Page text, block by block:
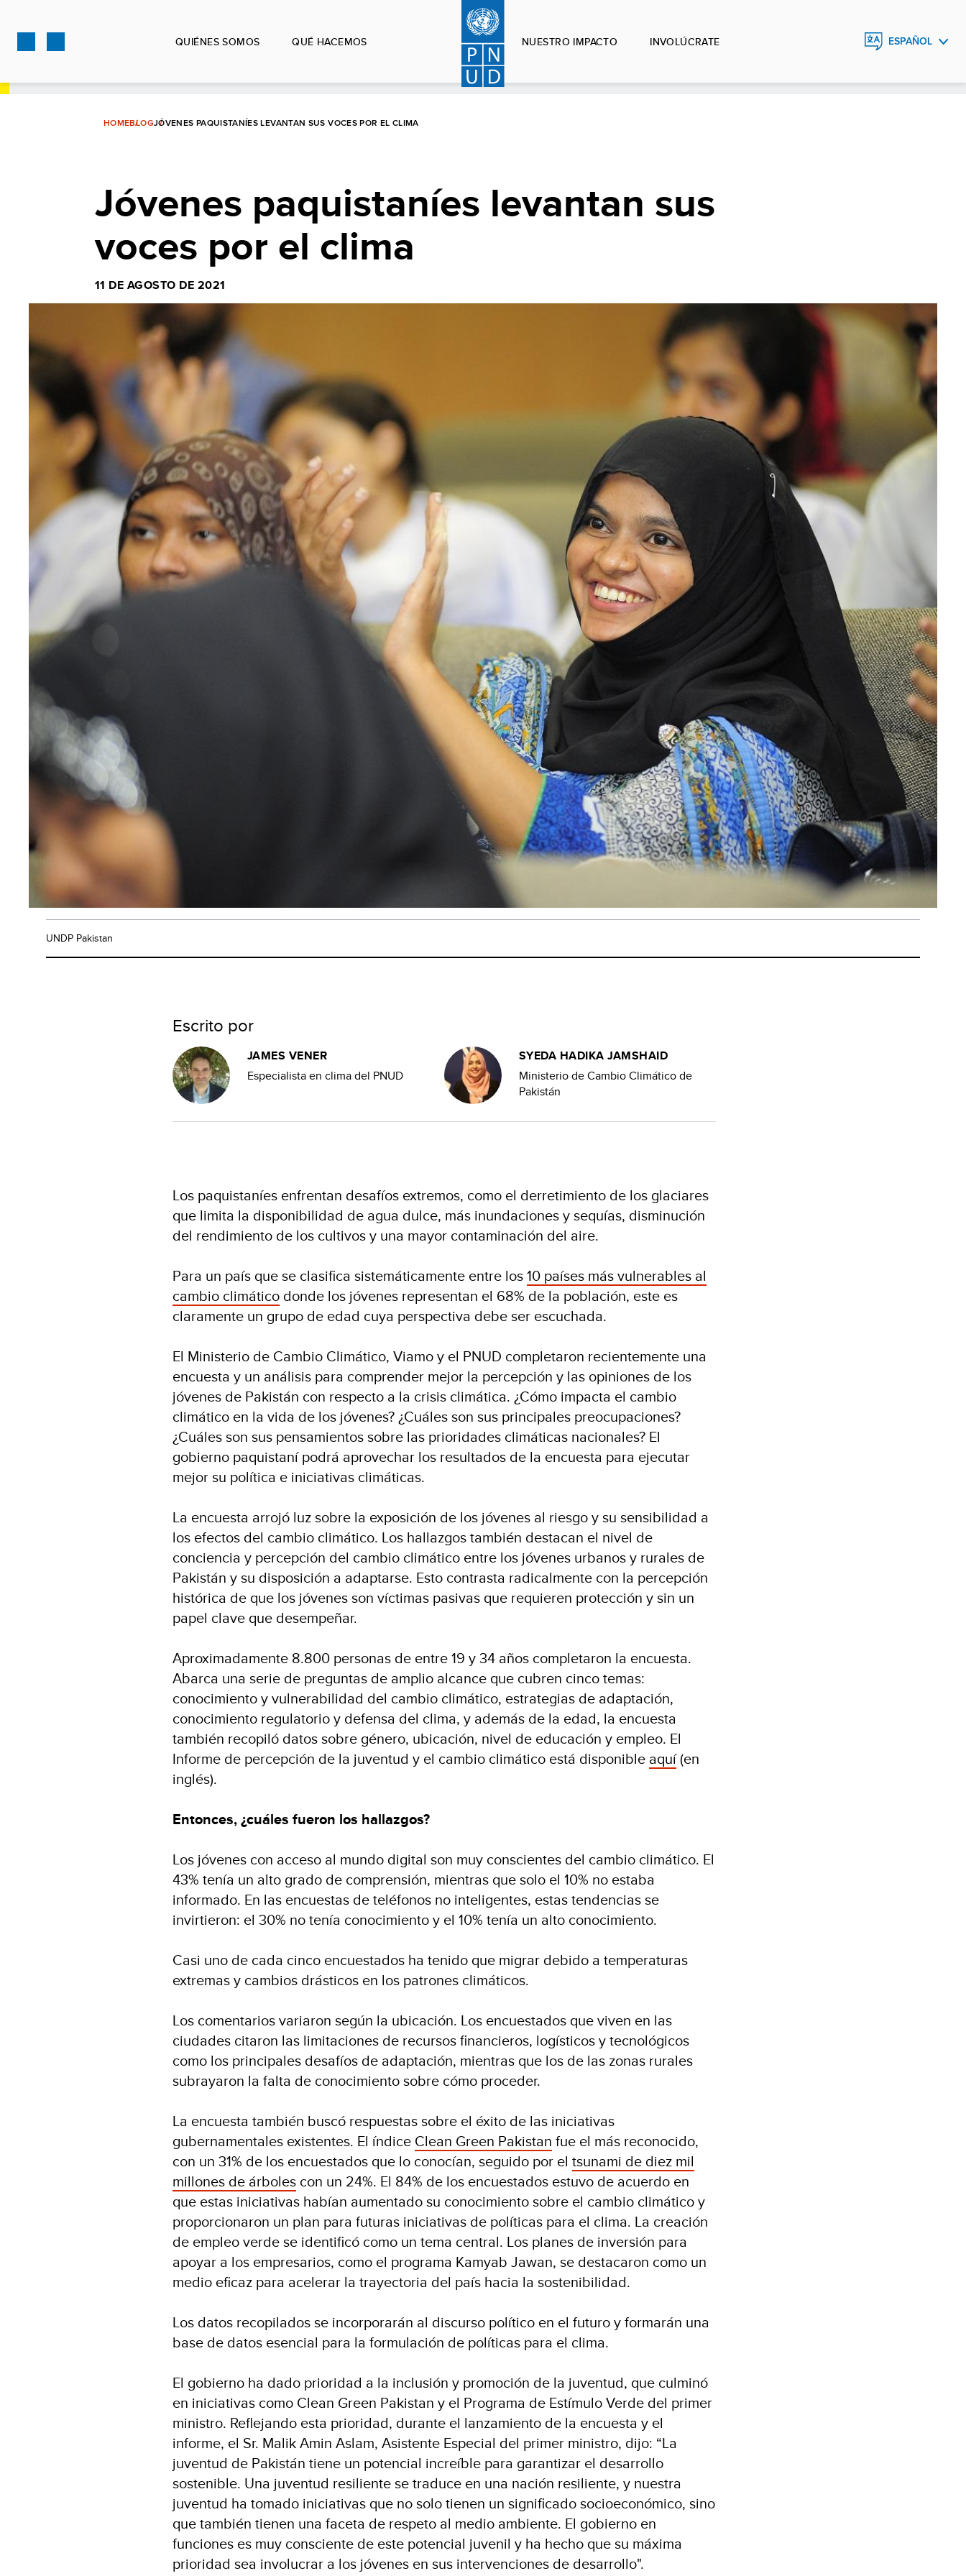
contenido
QUIÉNES SOMOS QUÉ HACEMOS NUESTRO IMPACTO INVOLÚCRATE ESPAÑOL
HOMEBLOGJÓVENES PAQUISTANÍES LEVANTAN SUS VOCES POR EL CLIMA
Jóvenes paquistaníes levantan sus
voces por el clima
11 DE AGOSTO DE 2021
UNDP Pakistan
Escrito por
JAMES VENER
Especialista en clima del PNUD
SYEDA HADIKA JAMSHAID
Ministerio de Cambio Climático de
Pakistán
Los paquistaníes enfrentan desafíos extremos, como el derretimiento de los glaciares
que limita la disponibilidad de agua dulce, más inundaciones y sequías, disminución
del rendimiento de los cultivos y una mayor contaminación del aire.
Para un país que se clasifica sistemáticamente entre los10 países más vulnerables al
cambio climático donde los jóvenes representan el 68% de la población, este es
claramente un grupo de edad cuya perspectiva debe ser escuchada.
El Ministerio de Cambio Climático, Viamo y el PNUD completaron recientemente una
encuesta y un análisis para comprender mejor la percepción y las opiniones de los
jóvenes de Pakistán con respecto a la crisis climática. ¿Cómo impacta el cambio
climático en la vida de los jóvenes? ¿Cuáles son sus principales preocupaciones?
¿Cuáles son sus pensamientos sobre las prioridades climáticas nacionales? El
gobierno paquistaní podrá aprovechar los resultados de la encuesta para ejecutar
mejor su política e iniciativas climáticas.
La encuesta arrojó luz sobre la exposición de los jóvenes al riesgo y su sensibilidad a
los efectos del cambio climático. Los hallazgos también destacan el nivel de
conciencia y percepción del cambio climático entre los jóvenes urbanos y rurales de
Pakistán y su disposición a adaptarse. Esto contrasta radicalmente con la percepción
histórica de que los jóvenes son víctimas pasivas que requieren protección y sin un
papel clave que desempeñar.
Aproximadamente 8.800 personas de entre 19 y 34 años completaron la encuesta.
Abarca una serie de preguntas de amplio alcance que cubren cinco temas:
conocimiento y vulnerabilidad del cambio climático, estrategias de adaptación,
conocimiento regulatorio y defensa del clima, y además de la edad, la encuesta
también recopiló datos sobre género, ubicación, nivel de educación y empleo. El
Informe de percepción de la juventud y el cambio climático está disponible aquí(en
inglés).
Entonces, ¿cuáles fueron los hallazgos?
Los jóvenes con acceso al mundo digital son muy conscientes del cambio climático. El
43% tenía un alto grado de comprensión, mientras que solo el 10% no estaba
informado. En las encuestas de teléfonos no inteligentes, estas tendencias se
invirtieron: el 30% no tenía conocimiento y el 10% tenía un alto conocimiento.
Casi uno de cada cinco encuestados ha tenido que migrar debido a temperaturas
extremas y cambios drásticos en los patrones climáticos.
Los comentarios variaron según la ubicación. Los encuestados que viven en las
ciudades citaron las limitaciones de recursos financieros, logísticos y tecnológicos
como los principales desafíos de adaptación, mientras que los de las zonas rurales
subrayaron la falta de conocimiento sobre cómo proceder.
La encuesta también buscó respuestas sobre el éxito de las iniciativas
gubernamentales existentes. El índice Clean Green Pakistan fue el más reconocido,
con un 31% de los encuestados que lo conocían, seguido por el tsunami de diez mil
millones de árboles con un 24%. El 84% de los encuestados estuvo de acuerdo en
que estas iniciativas habían aumentado su conocimiento sobre el cambio climático y
proporcionaron un plan para futuras iniciativas de políticas para el clima. La creación
de empleo verde se identificó como un tema central. Los planes de inversión para
apoyar a los empresarios, como el programa Kamyab Jawan, se destacaron como un
medio eficaz para acelerar la trayectoria del país hacia la sostenibilidad.
Los datos recopilados se incorporarán al discurso político en el futuro y formarán una
base de datos esencial para la formulación de políticas para el clima.
El gobierno ha dado prioridad a la inclusión y promoción de la juventud, que culminó
en iniciativas como Clean Green Pakistan y el Programa de Estímulo Verde del primer
ministro. Reflejando esta prioridad, durante el lanzamiento de la encuesta y el
informe, el Sr. Malik Amin Aslam, Asistente Especial del primer ministro, dijo: “La
juventud de Pakistán tiene un potencial increíble para garantizar el desarrollo
sostenible. Una juventud resiliente se traduce en una nación resiliente, y nuestra
juventud ha tomado iniciativas que no solo tienen un significado socioeconómico, sino
que también tienen una faceta de respeto al medio ambiente. El gobierno en
funciones es muy consciente de este potencial juvenil y ha hecho que su máxima
prioridad sea involucrar a los jóvenes en sus intervenciones de desarrollo".